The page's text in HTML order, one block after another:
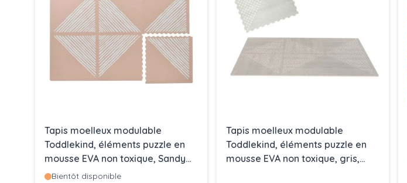
Tapis moelleux modulable
Toddlekind, éléments puzzle en
mousse EVA non toxique, Sandy
Lines rose, Livraison Gratuite
Bientôt disponible
Tapis moelleux modulable
Toddlekind, éléments puzzle en
mousse EVA non toxique, gris,